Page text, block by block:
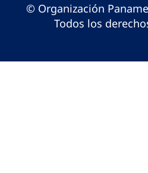
© Organización
Todos los